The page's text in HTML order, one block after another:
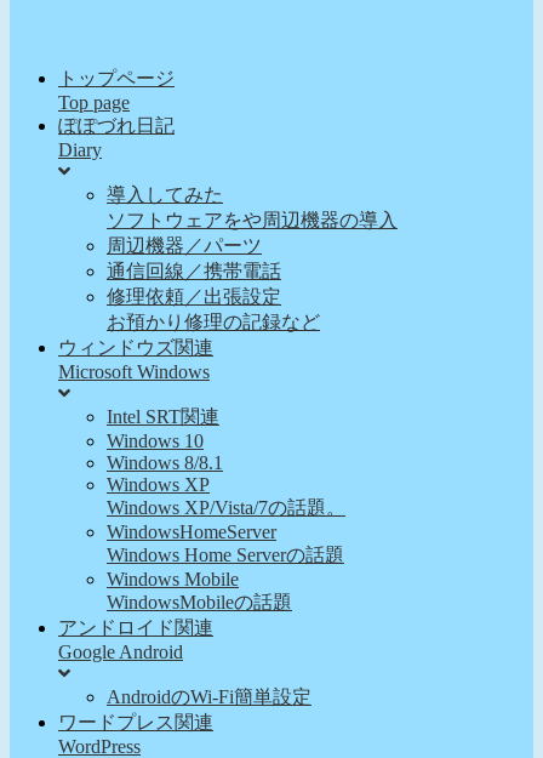
トップページ
Top page
ぽぽづれ日記
Diary
導入してみた
ソフトウェアをや周辺機器の導入
周辺機器／パーツ
通信回線／携帯電話
修理依頼／出張設定
お預かり修理の記録など
ウィンドウズ関連
Microsoft Windows
Intel SRT関連
Windows 10
Windows 8/8.1
Windows XP
Windows XP/Vista/7の話題。
WindowsHomeServer
Windows Home Serverの話題
Windows Mobile
WindowsMobileの話題
アンドロイド関連
Google Android
AndroidのWi-Fi簡単設定
ワードプレス関連
WordPress